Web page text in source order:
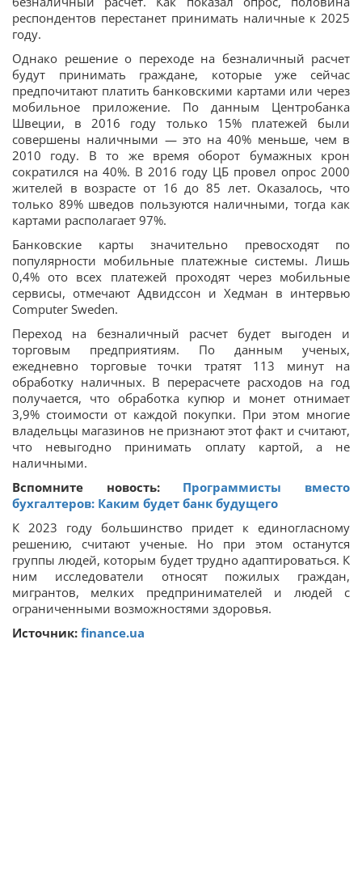
респондентов перестанет принимать наличные к 2025
году.
Однако решение о переходе на безналичный расчет
будут принимать граждане, которые уже сейчас
предпочитают платить банковскими картами или через
мобильное приложение. По данным Центробанка
Швеции, в 2016 году только 15% платежей были
совершены наличными — это на 40% меньше, чем в
2010 году. В то же время оборот бумажных крон
сократился на 40%. В 2016 году ЦБ провел опрос 2000
жителей в возрасте от 16 до 85 лет. Оказалось, что
только 89% шведов пользуются наличными, тогда как
картами располагает 97%.
Банковские карты значительно превосходят по
популярности мобильные платежные системы. Лишь
0,4% ото всех платежей проходят через мобильные
сервисы, отмечают Адвидссон и Хедман в интервью
Computer Sweden.
Переход на безналичный расчет будет выгоден и
торговым предприятиям. По данным ученых,
ежедневно торговые точки тратят 113 минут на
обработку наличных. В перерасчете расходов на год
получается, что обработка купюр и монет отнимает
3,9% стоимости от каждой покупки. При этом многие
владельцы магазинов не признают этот факт и считают,
что невыгодно принимать оплату картой, а не
наличными.
Вспомните новость: Программисты вместо
бухгалтеров: Каким будет банк будущего
К 2023 году большинство придет к единогласному
решению, считают ученые. Но при этом останутся
группы людей, которым будет трудно адаптироваться. К
ним исследователи относят пожилых граждан,
мигрантов, мелких предпринимателей и людей с
ограниченными возможностями здоровья.
Источник: finance.ua